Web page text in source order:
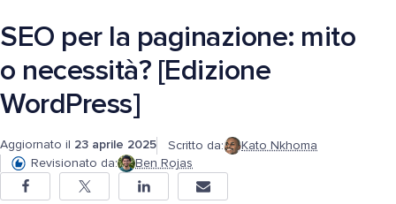
SEO per la paginazione: mito
o necessità? [Edizione
WordPress]
Aggiornato il 23 aprile 2025 Scritto da:
Kato Nkhoma
Revisionato da:
Ben Rojas